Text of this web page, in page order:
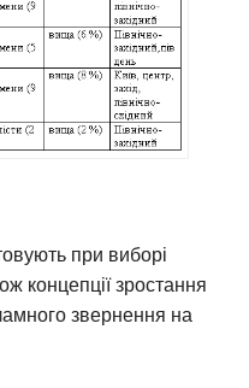
при виборі
концепції зростання
звернення на